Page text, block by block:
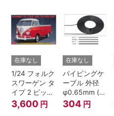
在庫なし
1/24 フォルク
スワーゲン タ
イプ 2 ピック
アップ トラッ
ク レッド/ホ
3,600 円
在庫なし
パイピングケ
ーブル 外径
φ0.65mm (ブ
ラック)
304 円